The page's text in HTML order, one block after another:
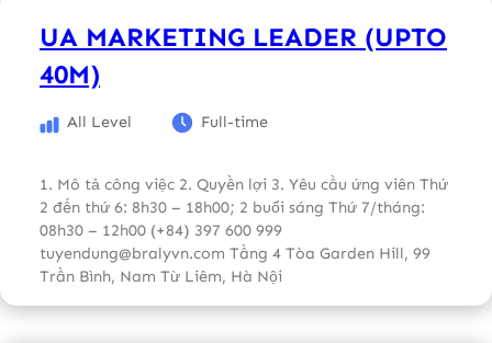
UA MARKETING LEADER (UPTO
40M)
All Level Full-time
1. Mô tả công việc 2. Quyền lợi 3. Yêu cầu ứng viên Thứ
2 đến thứ 6: 8h30 – 18h00; 2 buổi sáng Thứ 7/tháng:
08h30 – 12h00 (+84) 397 600 999
tuyendung@bralyvn.com Tầng 4 Tòa Garden Hill, 99
Trần Bình, Nam Từ Liêm, Hà Nội